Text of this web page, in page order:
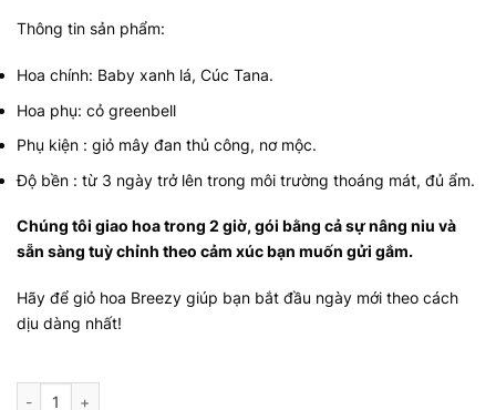
Thông tin sản phẩm:
Hoa chính: Baby xanh lá, Cúc Tana.
Hoa phụ: cỏ greenbell
Phụ kiện : giỏ mây đan thủ công, nơ mộc.
Độ bền : từ 3 ngày trở lên trong môi trường thoáng mát, đủ ẩm.
Chúng tôi giao hoa trong 2 giờ, gói bằng cả sự nâng niu và
sẵn sàng tuỳ chỉnh theo cảm xúc bạn muốn gửi gắm.
Hãy để giỏ hoa Breezy giúp bạn bắt đầu ngày mới theo cách
dịu dàng nhất!
Số lượng